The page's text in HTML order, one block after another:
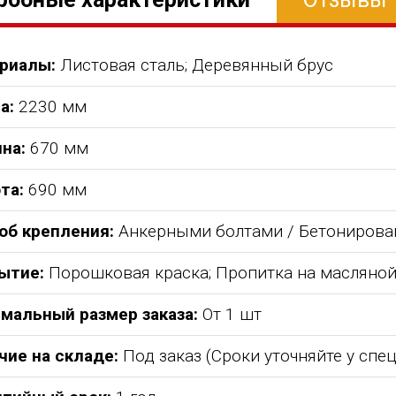
м3;
От всей души хочу поблагодарить
компанию "Егоза" за их продукцию,
лояльность. На протяжении многих
лет приобретаем детское спортивное
Добрый день) Ура! Наконец то у
наших детишек появилась
дворов и 84 фактически
Листовая сталь; Деревянный брус
2230 мм
670 мм
690 мм
крепления: Анкерными болтами /
Порошковая краска; Пропитка на
размер заказа: От 1 шт
на складе: Под заказ (Сроки уточняйте у